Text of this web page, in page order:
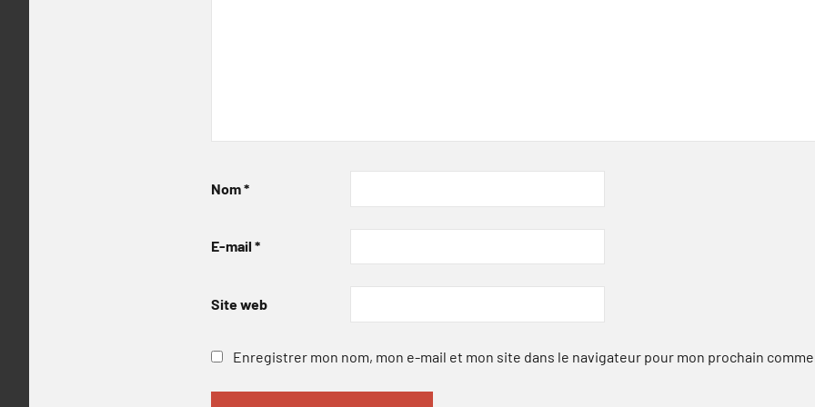
Nom*
E-mail *
Site web
Enregistrer mon nom, mon e-mail et mon site dans le navigateur pour mon prochain